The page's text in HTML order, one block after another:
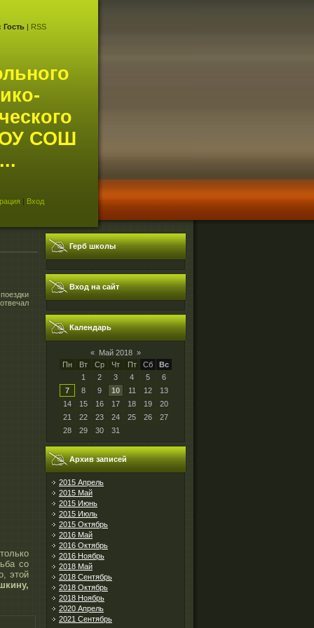
Гость| RSS
СОШ
| Вход
со
этой
Герб школы
Вход на сайт
Календарь
« Май 2018 »
Пн
Вт Ср Чт Пт Сб
Вс
1
2 3 4 5
6
7
8 9 10 11 12
13
14
15 16 17 18 19
20
21
22 23 24 25 26
27
28
29 30 31
Архив записей
2015 Апрель
2015 Май
2015 Июнь
2015 Июль
2015 Октябрь
2016 Май
2016 Октябрь
2016 Ноябрь
2018 Май
2018 Сентябрь
2018 Октябрь
2018 Ноябрь
2020 Апрель
2021 Сентябрь